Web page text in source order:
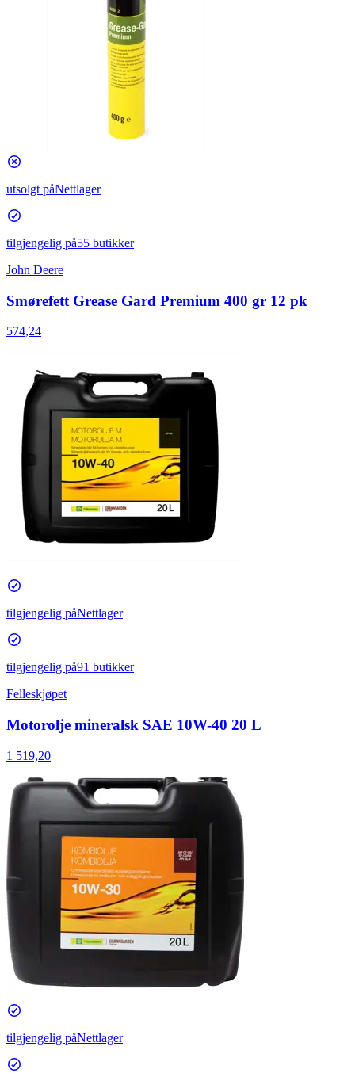
utsolgt påNettlager
tilgjengelig på55 butikker
John Deere
Smørefett Grease Gard Premium 400 gr 12 pk
574,24
tilgjengelig påNettlager
tilgjengelig på91 butikker
Felleskjøpet
Motorolje mineralsk SAE 10W-40 20 L
1 519,20
tilgjengelig påNettlager